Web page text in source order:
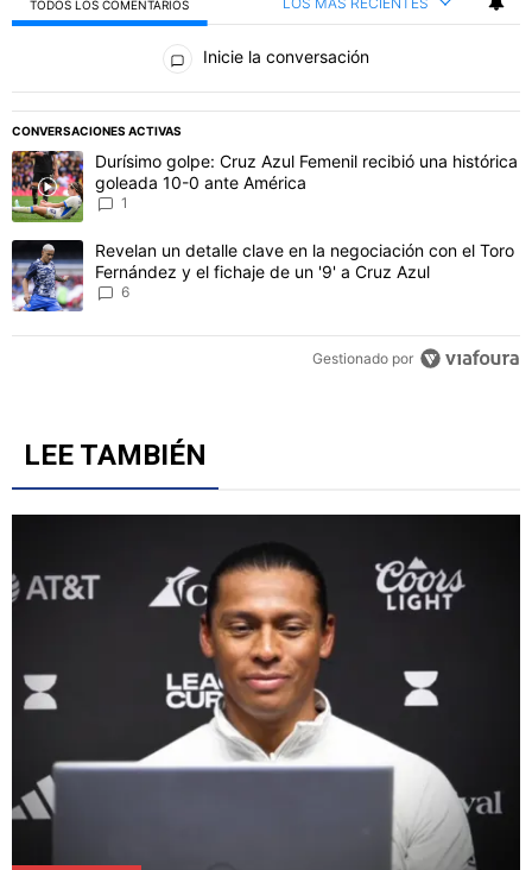
TODOS LOS COMENTARIOS
Todos los comentarios
Inicie la conversación
CONVERSACIONES ACTIVAS
Este listado muestra los artículos con más comentarios en los
Un artículo de tendencia con el título "Durísimo golpe: Cruz Azul
Durísimo golpe: Cruz Azul Femenil recibió una histórica
goleada 10-0 ante América
Un artículo de tendencia con el título "Revelan un detalle clave
Revelan un detalle clave en la negociación con el Toro
LEE TAMBIÉN